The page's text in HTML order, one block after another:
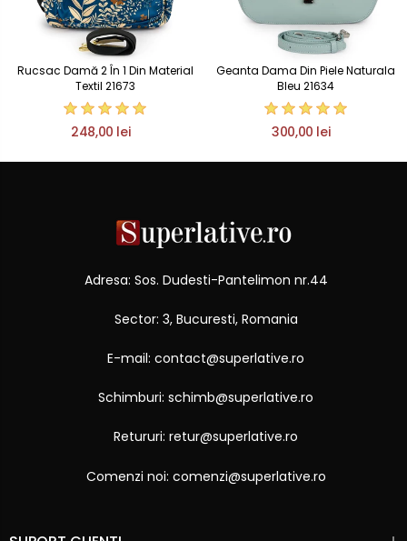
Rucsac Damă 2 În 1 Din Material
Textil 21673
248,00 lei
Geanta Dama Din Piele Naturala
Bleu 21634
300,00 lei
Adresa: Sos. Dudesti-Pantelimon nr.44
Sector: 3, Bucuresti, Romania
E-mail: contact@superlative.ro
Schimburi: schimb@superlative.ro
Retururi: retur@superlative.ro
Comenzi noi: comenzi@superlative.ro